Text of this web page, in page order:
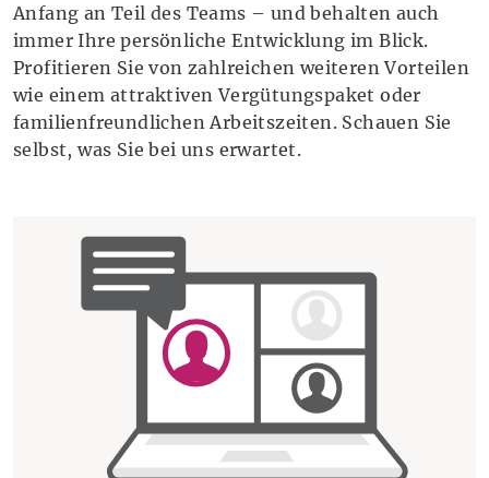
Anfang an Teil des Teams – und behalten auch
immer Ihre persönliche Entwicklung im Blick.
Profitieren Sie von zahlreichen weiteren Vorteilen
wie einem attraktiven Vergütungspaket oder
familienfreundlichen Arbeitszeiten. Schauen Sie
selbst, was Sie bei uns erwartet.